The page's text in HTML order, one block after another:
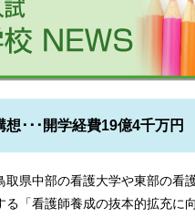
校 厚生連高岡看護専門学校
大学 聖路加看護大学 聖路
･･･開学経費19億4千万円
県中部の看護大学や東部の看
る「看護師養成の抜本的拡充に